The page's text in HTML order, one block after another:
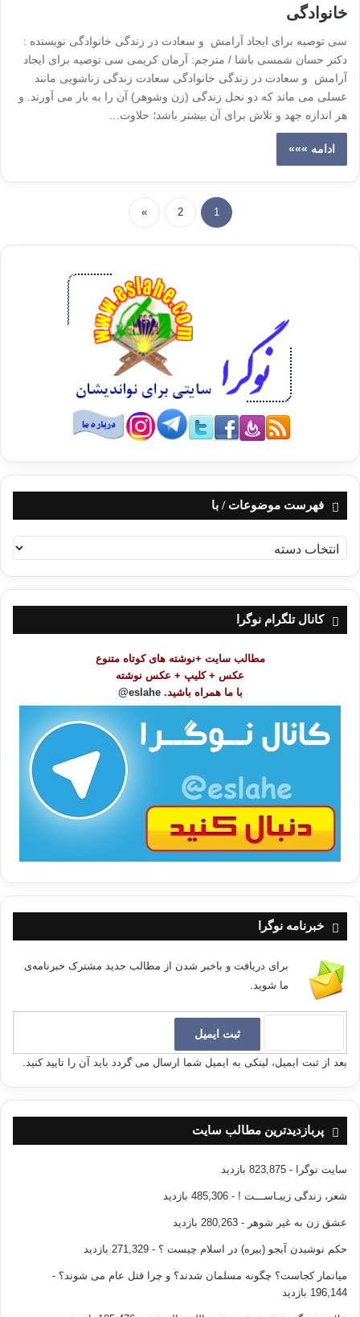
خانوادگی
سی توصیه برای ایجاد آرامش و سعادت در زندگی خانوادگی نویسنده :
دکتر حسان شمسی باشا / مترجم: آرمان کریمی سی توصیه برای ایجاد
آرامش و سعادت در زندگی خانوادگی سعادت زندگی زناشویی مانند
عسلی می ماند که دو نحل زندگی (زن وشوهر) آن را به بار می آورند. و
هر اندازه جهد و تلاش برای آن بیشتر باشد؛ حلاوت…
ادامه »»»
1
2
»
فهرست موضوعات / با
ه
ر
کانال تلگرام نوگرا
مطالب سایت +نوشته های کوتاه متنوع
عکس + کلیپ + عکس نوشته
با ما همراه باشید. eslahe@
خبرنامه نوگرا
برای دریافت و باخبر شدن از مطالب جدید مشترک خبرنامه‌ی
ما شوید.
بعد از ثبت ایمیل، لینکی به ایمیل شما ارسال می گردد باید آن را تایید کنید.
پربازدیدترین مطالب سایت
سایت نوگرا - 823,875 بازدید
شعر، زندگی زیبـاســـت ! - 485,306 بازدید
عشق زن به غیر شوهر - 280,263 بازدید
حکم نوشیدن آبجو (بیره) در اسلام چیست ؟ - 271,329 بازدید
میانمار کجاست؟ چگونه مسلمان شدند؟ و چرا قتل عام می شوند؟ -
196,144 بازدید